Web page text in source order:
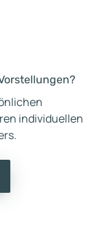
individuellen